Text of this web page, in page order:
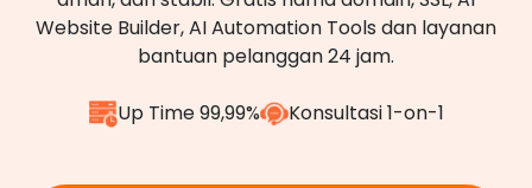
Website Builder, AI Automation Tools dan layanan
bantuan pelanggan 24 jam.
Up Time 99,99% Konsultasi 1-on-1